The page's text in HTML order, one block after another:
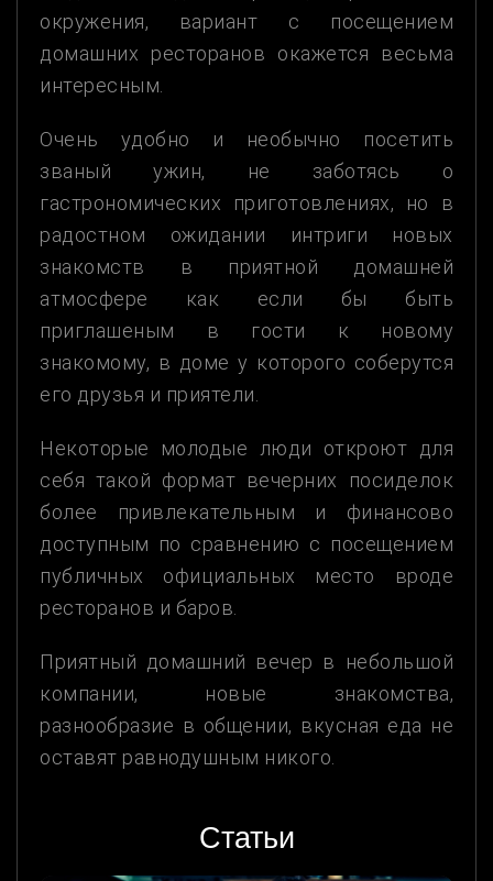
окружения, вариант с посещением
домашних ресторанов окажется весьма
интересным.
Очень удобно и необычно посетить
званый ужин, не заботясь о
гастрономических приготовлениях, но в
радостном ожидании интриги новых
знакомств в приятной домашней
атмосфере как если бы быть
приглашеным в гости к новому
знакомому, в доме у которого соберутся
его друзья и приятели.
Некоторые молодые люди откроют для
себя такой формат вечерних посиделок
более привлекательным и финансово
доступным по сравнению с посещением
публичных официальных место вроде
ресторанов и баров.
Приятный домашний вечер в небольшой
компании, новые знакомства,
разнообразие в общении, вкусная еда не
оставят равнодушным никого.
Статьи